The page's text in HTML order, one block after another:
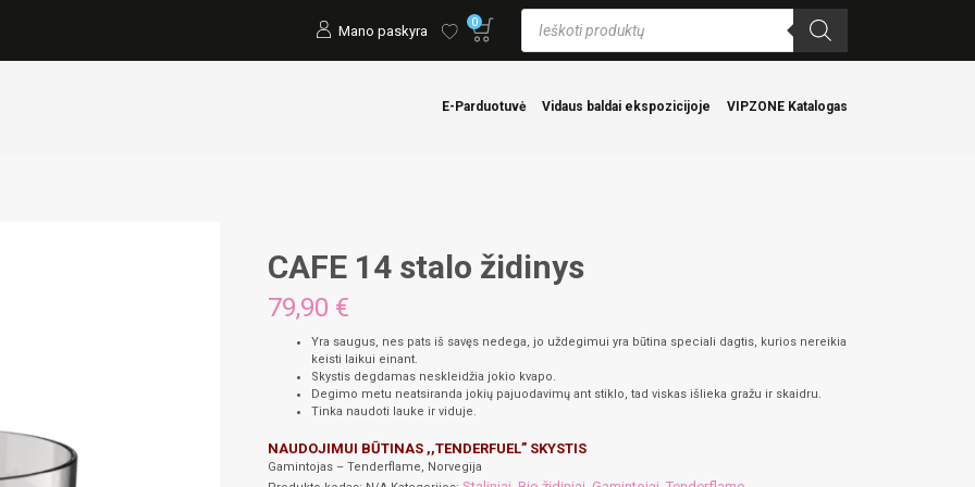
Mano paskyra 0
Products
search
E-Parduotuvė Vidaus baldai ekspozicijoje VIPZONE Katalogas
CAFE 14 stalo židinys
79,90 €
Yra saugus, nes pats iš savęs nedega, jo uždegimui yra būtina speciali dagtis, kurios nereikia
keisti laikui einant.
Skystis degdamas neskleidžia jokio kvapo.
Degimo metu neatsiranda jokių pajuodavimų ant stiklo, tad viskas išlieka gražu ir skaidru.
Tinka naudoti lauke ir viduje.
NAUDOJIMUI BŪTINAS ,,TENDERFUEL” SKYSTIS
Gamintojas – Tenderflame, Norvegija